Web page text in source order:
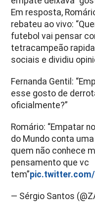
Em resposta,
rebateu ao vivo:
futebol vai pensar
tetracampeão
sociais e dividiu
Fernanda Gentil:
esse gosto de
oficialmente?”
Romário: “Empatar
do Mundo conta
quem não conhece
pensamento que vc
tem”pic.twitter.com/
— Sérgio Santos